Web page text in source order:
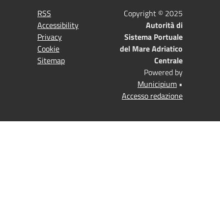
RSS
Accessibility
Privacy
Cookie
Sitemap
Copyright © 2025
Autorità di
Sistema Portuale
del Mare Adriatico
Centrale
Powered by
Municipium •
Accesso redazione